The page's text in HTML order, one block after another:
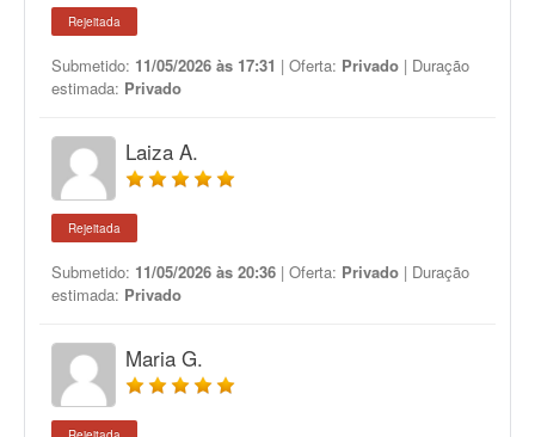
Rejeitada
Submetido: 11/05/2026 às 17:31 | Oferta: Privado | Duração
estimada: Privado
Laiza A.
Rejeitada
Submetido: 11/05/2026 às 20:36 | Oferta: Privado | Duração
estimada: Privado
Maria G.